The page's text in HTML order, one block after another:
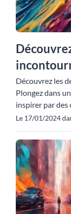
Découvrez les
Plongez dans
inspirer par
Le 17/01/2024